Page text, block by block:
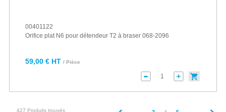
00401122
Orifice plat N6 pour détendeur T2 à braser 068-2096
59,00 € HT / Pièce
427 Produits trouvés